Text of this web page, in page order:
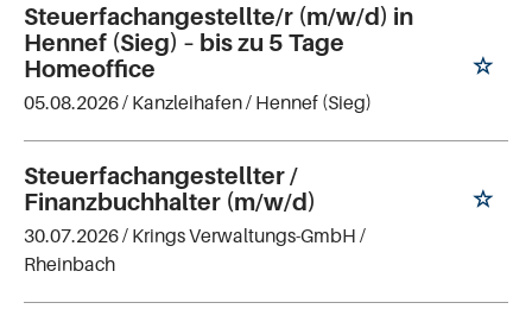
Steuerfachangestellte/r (m/w/d) in
Hennef (Sieg) – bis zu 5 Tage
Homeoffice
05.08.2026 / Kanzleihafen/ Hennef (Sieg)
Steuerfachangestellter /
Finanzbuchhalter (m/w/d)
30.07.2026 / Krings Verwaltungs-GmbH /
Rheinbach